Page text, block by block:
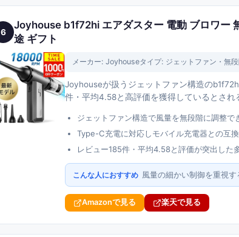
6
Joyhouse b1f72hi エアダスター 電動 ブロワー
途 ギフト
メーカー: Joyhouseタイプ: ジェットファン・無
Joyhouseが扱うジェットファン構造の
件・平均4.58と高評価を獲得しているとされ
ジェットファン構造で風量を無段階に調整で
Type-C充電に対応しモバイル充電器との互
レビュー185件・平均4.58と評価が突出した
こんな人におすすめ 風量の細かい制御を重視
Amazonで見る 楽天で見る